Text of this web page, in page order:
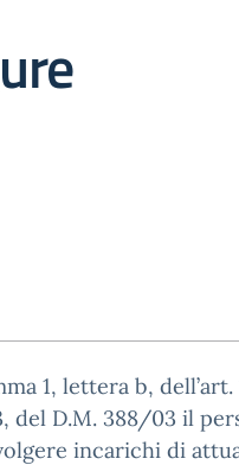
1, lettera b, dell’art.
del D.M. 388/03 il
incarichi di